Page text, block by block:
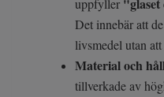
uppfyller
Det innebär att
livsmedel utan
Material och
tillverkade av